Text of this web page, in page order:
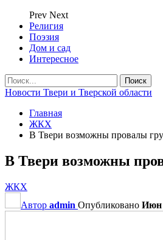
Prev Next
Религия
Поэзия
Дом и сад
Интересное
Новости Твери и Тверской области
Главная
ЖКХ
В Твери возможны провалы
В Твери возможны
ЖКХ
Автор admin Опубликовано Июн